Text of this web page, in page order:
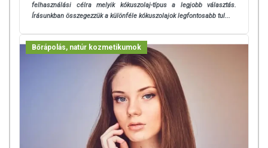
Szűretlen olaj, ezért fogyasztás előtt rázzuk fel!
Származási hely:Görögország
Az oldalunkon lévő adatokat folyamatosan frissítjük, törekszünk arra,
hogy naprakészek legyenek. Szeretnénk felhívni azonban a figyelmet,
hogy ennek ellenére a webshopon szereplő adatok (beleértve a
termékfotókat, tápérték-, összetétel-, és allergén információkat is) csak
tájékoztató jellegűek, a tényleges értékek eltérhetnek az élelmiszerek
természetéből adódóan. A friss, aktuális információkat a termékek
csomagolásán találják meg.
felhasználási célra melyik kókuszolaj-típus a legjobb választás.
Írásunkban összegezzük a különféle kókuszolajok legfontosabb tul...
Bőrápolás, natúr kozmetikumok